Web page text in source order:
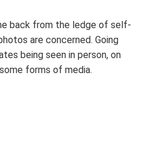
back from the ledge of self-
are concerned. Going
being seen in person, on
forms of media.